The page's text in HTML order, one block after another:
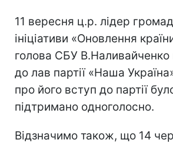
11 вересня ц.р. лідер
ініціативи «Оновлення
голова СБУ В.Наливайченко
до лав партії «Наша
про його вступ до партії
підтримано одноголосно.
Відзначимо також, що 14